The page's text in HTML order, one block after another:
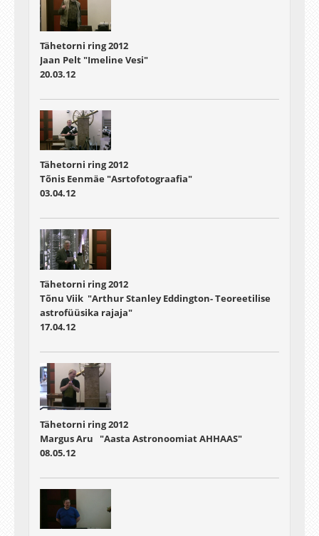
Tähetorni ring 2012
Jaan Pelt "Imeline Vesi"
20.03.12
Tähetorni ring 2012
Tõnis Eenmäe "Asrtofotograafia"
03.04.12
Tähetorni ring 2012
Tõnu Viik "Arthur Stanley Eddington- Teoreetilise
astrofüüsika rajaja"
17.04.12
Tähetorni ring 2012
Margus Aru "Aasta Astronoomiat AHHAAS"
08.05.12